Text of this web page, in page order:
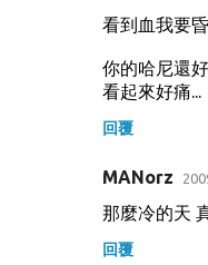
看到血我要
你的哈尼還
看起來好痛...
回覆
MANorz
那麼冷的天
回覆